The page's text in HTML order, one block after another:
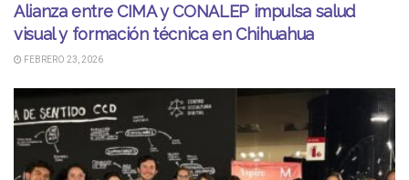
Alianza entre CIMA y CONALEP impulsa salud
visual y formación técnica en Chihuahua
FEBRERO 23, 2026